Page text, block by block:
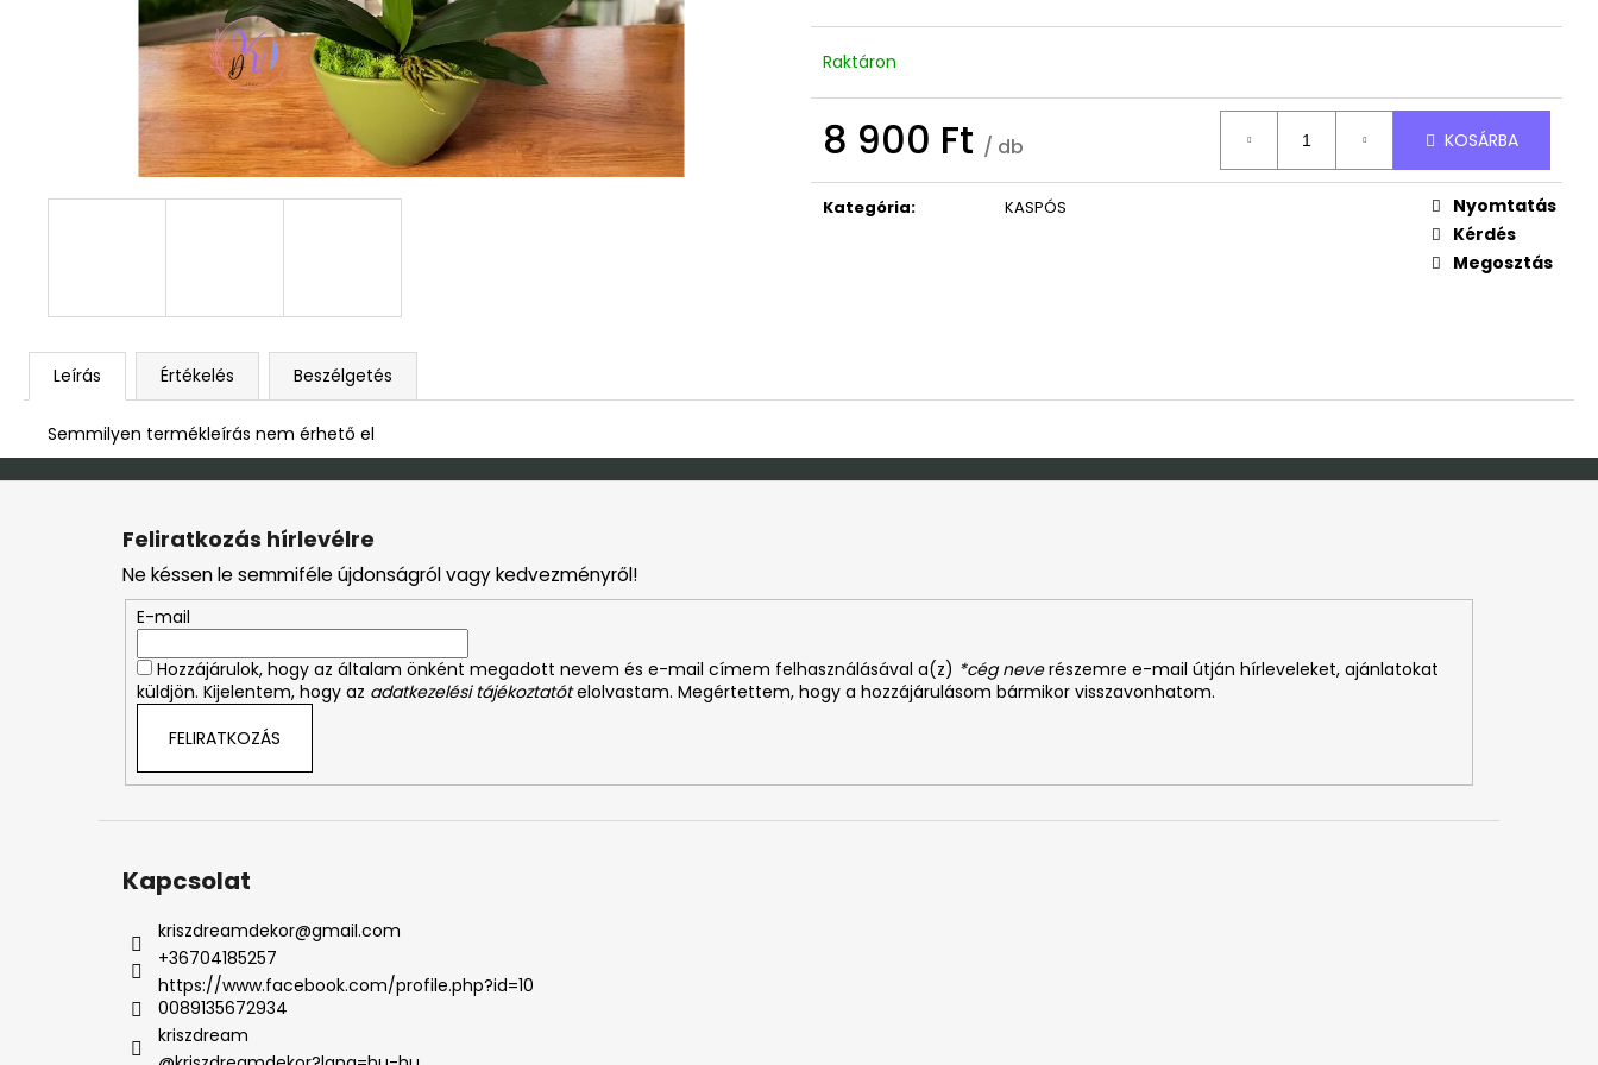
Raktáron
8 900 Ft / db KOSÁRBA
Kategória: KASPÓS
Nyomtatás
Kérdés
Megosztás
Leírás Értékelés Beszélgetés
Semmilyen termékleírás nem érhető el
DEKOR ORCHIDEA KASPÓBAN KICSI
HALVÁNY ZÖLD
4 790 Ft
OVIS/BÖLCSIS BÚCSÚZTATÓS TÁBLA
9 490 Ft
Korábbi:10 990 Ft
ISTEN HOZOTT ÜDVÖZLŐ TÁBLA
L
Feliratkozás hírlevélre
Ne késsen le semmiféle újdonságról vagy kedvezményről!
E-mail
Hozzájárulok, hogy az általam önként megadott nevem és e-mail címem felhasználásával a(z) *cég neverészemre e-mail útján hírleveleket, ajánlatokat
küldjön. Kijelentem, hogy az adatkezelési tájékoztatót elolvastam. Megértettem, hogy a hozzájárulásom bármikor visszavonhatom.
FELIRATKOZÁS
Kapcsolat
kriszdreamdekor@gmail.com
+36704185257
https://www.facebook.com/profile.php?id=10
0089135672934
kriszdream